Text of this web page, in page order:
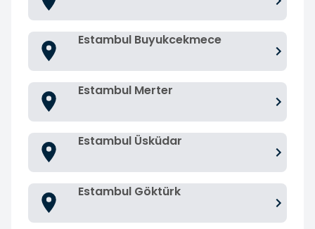
Estambul Buyukcekmece
Estambul Merter
Estambul Üsküdar
Estambul Göktürk